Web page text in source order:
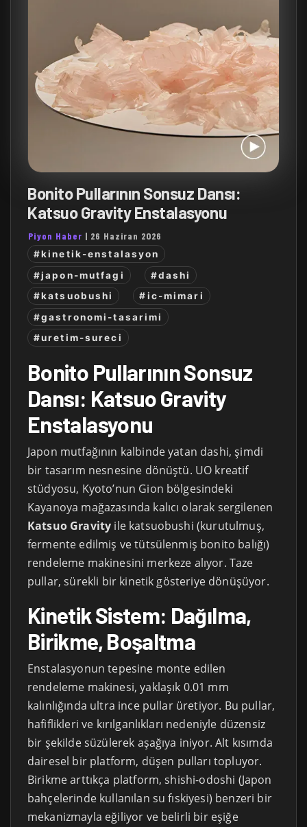
Bonito Pullarının Sonsuz Dansı:
Katsuo Gravity Enstalasyonu
Piyon Haber | 26 Haziran 2026
#kinetik-enstalasyon
#japon-mutfagi
#dashi
#katsuobushi
#ic-mimari
#gastronomi-tasarimi
#uretim-sureci
Bonito Pullarının Sonsuz
Dansı: Katsuo Gravity
Enstalasyonu
Japon mutfağının kalbinde yatan dashi, şimdi
bir tasarım nesnesine dönüştü. UO kreatif
stüdyosu, Kyoto’nun Gion bölgesindeki
Kayanoya mağazasında kalıcı olarak sergilenen
Katsuo Gravity ile katsuobushi (kurutulmuş,
fermente edilmiş ve tütsülenmiş bonito balığı)
rendeleme makinesini merkeze alıyor. Taze
pullar, sürekli bir kinetik gösteriye dönüşüyor.
Kinetik Sistem: Dağılma,
Birikme, Boşaltma
Enstalasyonun tepesine monte edilen
rendeleme makinesi, yaklaşık 0.01 mm
kalınlığında ultra ince pullar üretiyor. Bu pullar,
hafiflikleri ve kırılganlıkları nedeniyle düzensiz
bir şekilde süzülerek aşağıya iniyor. Alt kısımda
dairesel bir platform, düşen pulları topluyor.
Birikme arttıkça platform, shishi-odoshi (Japon
bahçelerinde kullanılan su fıskiyesi) benzeri bir
mekanizmayla eğiliyor ve belirli bir eşiğe